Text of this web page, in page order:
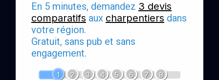
En 5 minutes, demandez 3 devis
comparatifs aux charpentiers dans
votre région.
Gratuit, sans pub et sans
engagement.
1 2 3 4 5 6 7 8